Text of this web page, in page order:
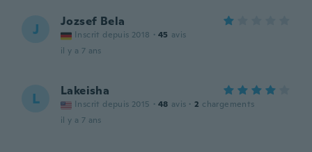
J Jozsef Bela
Inscrit depuis 2018 · 45 avis
il y a 7 ans
L Lakeisha
Inscrit depuis 2015 · 48 avis · 2 chargements
il y a 7 ans